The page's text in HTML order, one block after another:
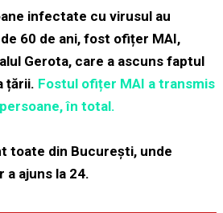
infectate cu virusul au
60 de ani, fost ofițer MAI,
Gerota, care a ascuns faptul
țării. Fostul ofițer MAI a transmis
în total.
toate din București, unde
a ajuns la 24.